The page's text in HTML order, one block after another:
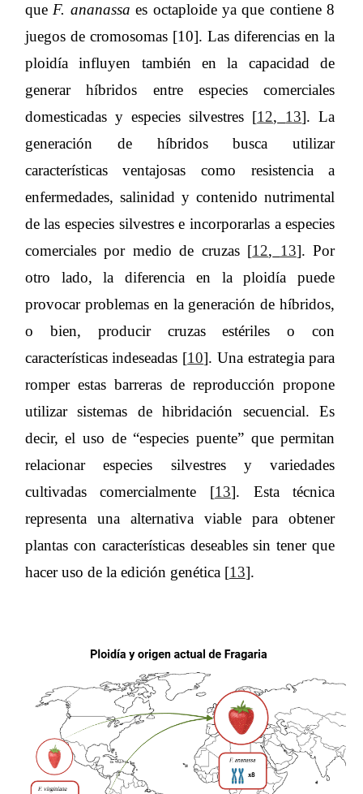
queF. ananassa es octaploide ya que contiene 8
juegos de cromosomas [10]. Las diferencias en la
ploidía influyen también en la capacidad de
generar híbridos entre especies comerciales
domesticadas y especies silvestres [12, 13]. La
generación de híbridos busca utilizar
características ventajosas como resistencia a
enfermedades, salinidad y contenido nutrimental
de las especies silvestres e incorporarlas a especies
comerciales por medio de cruzas [12, 13]. Por
otro lado, la diferencia en la ploidía puede
provocar problemas en la generación de híbridos,
o bien, producir cruzas estériles o con
características indeseadas [10]. Una estrategia para
romper estas barreras de reproducción propone
utilizar sistemas de hibridación secuencial. Es
decir, el uso de “especies puente” que permitan
relacionar especies silvestres y variedades
cultivadas comercialmente [13]. Esta técnica
representa una alternativa viable para obtener
plantas con características deseables sin tener que
hacer uso de la edición genética [13].